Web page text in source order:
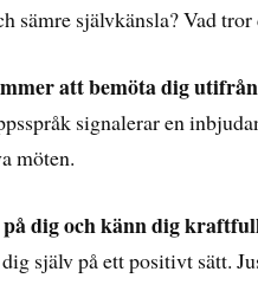
sämre självkänsla? Vad
att bemöta dig
signalerar en
möten.
på dig och känn dig
själv på ett positivt sätt.